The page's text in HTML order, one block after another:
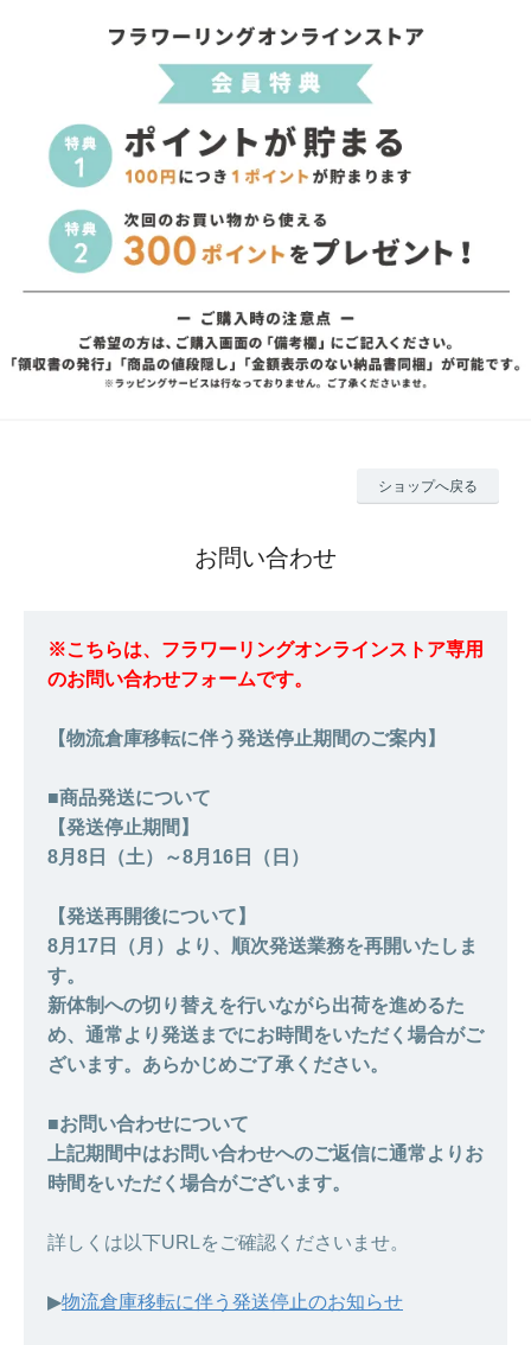
ショップへ戻る
お問い合わせ
※こちらは、フラワーリングオンラインストア専用
のお問い合わせフォームです。
【物流倉庫移転に伴う発送停止期間のご案内】
■商品発送について
【発送停止期間】
8月8日（土）～8月16日（日）
【発送再開後について】
8月17日（月）より、順次発送業務を再開いたしま
す。
新体制への切り替えを行いながら出荷を進めるた
め、通常より発送までにお時間をいただく場合がご
ざいます。あらかじめご了承ください。
■お問い合わせについて
上記期間中はお問い合わせへのご返信に通常よりお
時間をいただく場合がございます。
詳しくは以下URLをご確認くださいませ。
▶︎物流倉庫移転に伴う発送停止のお知らせ